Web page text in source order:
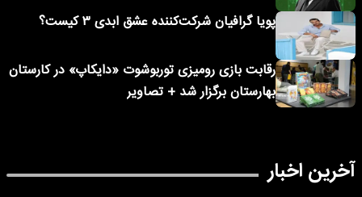
پویا گرافیان شرکت‌کننده عشق ابدی ۳ کیست؟
رقابت بازی رومیزی توربوشوت «دایکاپ» در کارستان
بهارستان برگزار شد + تصاویر
آخرین اخبار